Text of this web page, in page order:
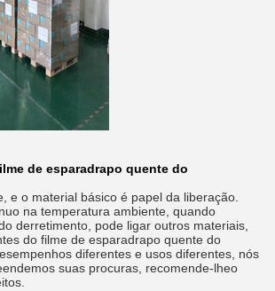
de esparadrapo quente do
e o material básico é papel da liberação.
na temperatura ambiente, quando
derretimento, pode ligar outros materiais,
do filme de esparadrapo quente do
diferentes e usos diferentes, nós
suas procuras, recomende-lheo